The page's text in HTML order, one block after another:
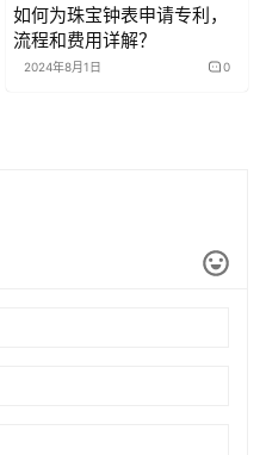
如何为珠宝钟表申请专利，
流程和费用详解？
2024年8月1日 0